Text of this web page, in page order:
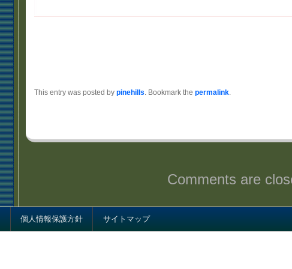
This entry was posted bypinehills. Bookmark thepermalink.
Comments are
個人情報保護方針 サイトマップ